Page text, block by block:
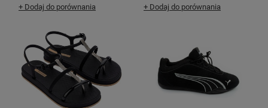
+ Dodaj do porównania + Dodaj do porównania